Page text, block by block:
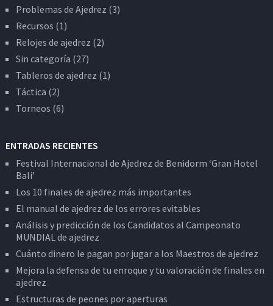
Problemas de Ajedrez (3)
Recursos (1)
Relojes de ajedrez (2)
Sin categoría (27)
Tableros de ajedrez (1)
Táctica (2)
Torneos (6)
ENTRADAS RECIENTES
Festival Internacional de Ajedrez de Benidorm ‘Gran Hotel
Bali’
Los 10 finales de ajedrez más importantes
El manual de ajedrez de los errores evitables
Análisis y predicción de los Candidatos al Campeonato
MUNDIAL de ajedrez
Cuánto dinero le pagan por jugar a los Maestros de ajedrez
Mejora la defensa de tu enroque y tu valoración de finales en
ajedrez
Estructuras de peones por aperturas